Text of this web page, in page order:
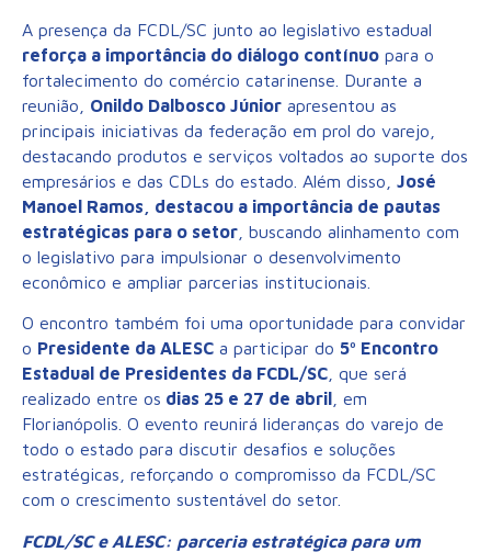
A presença da FCDL/SC junto ao legislativo estadual
reforça a importância do diálogo contínuo para o
fortalecimento do comércio catarinense. Durante a
reunião, Onildo Dalbosco Júnior apresentou as
principais iniciativas da federação em prol do varejo,
destacando produtos e serviços voltados ao suporte dos
empresários e das CDLs do estado. Além disso, José
Manoel Ramos, destacou a importância de pautas
estratégicas para o setor , buscando alinhamento com
o legislativo para impulsionar o desenvolvimento
econômico e ampliar parcerias institucionais.
O encontro também foi uma oportunidade para convidar
o Presidente da ALESC a participar do 5º Encontro
Estadual de Presidentes da FCDL/SC , que será
realizado entre os dias 25 e 27 de abril , em
Florianópolis. O evento reunirá lideranças do varejo de
todo o estado para discutir desafios e soluções
estratégicas, reforçando o compromisso da FCDL/SC
com o crescimento sustentável do setor.
FCDL/SC e ALESC: parceria estratégica para um